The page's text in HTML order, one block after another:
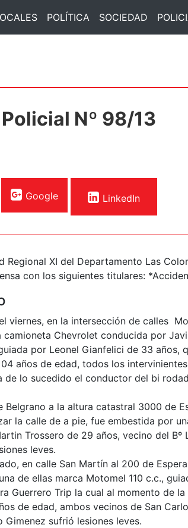
POLÍTICA SOCIEDAD
Nº 98/13
Google LinkedIn
Regional XI del Departamento Las
con los siguientes titulares:
viernes, en la intersección de calles
camioneta Chevrolet conducida por
por Leonel Gianfelici de 33 años,
años de edad, todos los
de lo sucedido el conductor del bi
Belgrano a la altura catastral 3000 de
la calle de a pie, fue embestida por
Trossero de 29 años, vecino del Bº
leves.
en calle San Martín al 200 de
de ellas marca Motomel 110 c.c.,
Guerrero Trip la cual al momento de
de edad, ambos vecinos de San
sufrió lesiones leves.